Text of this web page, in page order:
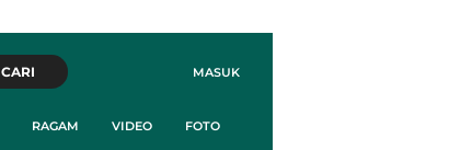
MASUK
CARI
RAGAM VIDEO FOTO